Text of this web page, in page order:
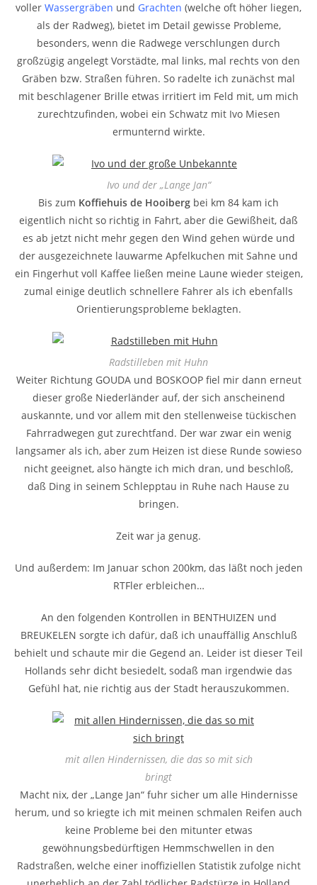
voller Wassergräben und Grachten (welche oft höher liegen,
als der Radweg), bietet im Detail gewisse Probleme,
besonders, wenn die Radwege verschlungen durch
großzügig angelegt Vorstädte, mal links, mal rechts von den
Gräben bzw. Straßen führen. So radelte ich zunächst mal
mit beschlagener Brille etwas irritiert im Feld mit, um mich
zurechtzufinden, wobei ein Schwatz mit Ivo Miesen
ermunternd wirkte.
Ivo und der „Lange Jan“
Bis zum Koffiehuis de Hooiberg bei km 84 kam ich
eigentlich nicht so richtig in Fahrt, aber die Gewißheit, daß
es ab jetzt nicht mehr gegen den Wind gehen würde und
der ausgezeichnete lauwarme Apfelkuchen mit Sahne und
ein Fingerhut voll Kaffee ließen meine Laune wieder steigen,
zumal einige deutlich schnellere Fahrer als ich ebenfalls
Orientierungsprobleme beklagten.
Radstilleben mit Huhn
Weiter Richtung GOUDA und BOSKOOP fiel mir dann erneut
dieser große Niederländer auf, der sich anscheinend
auskannte, und vor allem mit den stellenweise tückischen
Fahrradwegen gut zurechtfand. Der war zwar ein wenig
langsamer als ich, aber zum Heizen ist diese Runde sowieso
nicht geeignet, also hängte ich mich dran, und beschloß,
daß Ding in seinem Schlepptau in Ruhe nach Hause zu
bringen.
Zeit war ja genug.
Und außerdem: Im Januar schon 200km, das läßt noch jeden
RTFler erbleichen…
An den folgenden Kontrollen in BENTHUIZEN und
BREUKELEN sorgte ich dafür, daß ich unauffällig Anschluß
behielt und schaute mir die Gegend an. Leider ist dieser Teil
Hollands sehr dicht besiedelt, sodaß man irgendwie das
Gefühl hat, nie richtig aus der Stadt herauszukommen.
mit allen Hindernissen, die das so mit sich
bringt
Macht nix, der „Lange Jan“ fuhr sicher um alle Hindernisse
herum, und so kriegte ich mit meinen schmalen Reifen auch
keine Probleme bei den mitunter etwas
gewöhnungsbedürftigen Hemmschwellen in den
Radstraßen, welche einer inoffiziellen Statistik zufolge nicht